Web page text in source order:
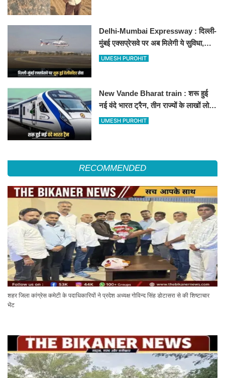
Delhi-Mumbai Expressway : दिल्ली-
मुंबई एक्सप्रेसवे पर अब मिलेगी ये सुविधा,
हेलीकॉप्टर सर्विस से तुरंत घायल पहुंचेगा
UMESH PUROHIT
New Vande Bharat train : शरू हुई
नई वंदे भारत ट्रैन, तीन राज्यों के लाखों लोगों
का सफर होगा आसान, देखें पूरा रूटमैप
UMESH PUROHIT
RECOMMENDED
शहर जिला कांग्रेस कमेटी के पदाधिकारियों ने प्रदेश अध्यक्ष गोविन्द सिंह डोटासरा से की शिष्टाचार
भेंट